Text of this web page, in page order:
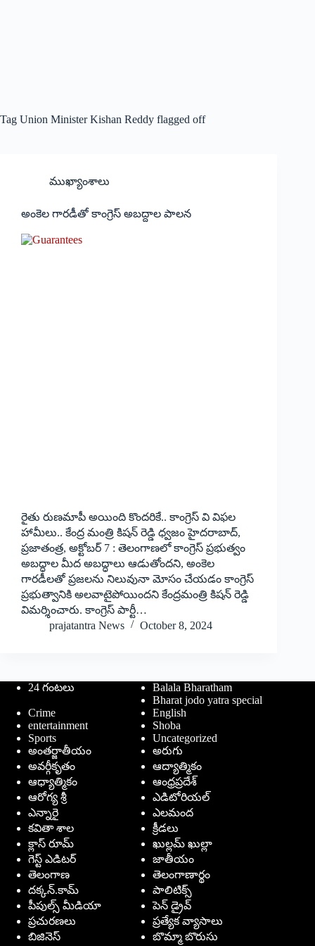
Tag Union Minister Kishan Reddy flagged off
ముఖ్యాంశాలు
అంకెల గార‌డీతో కాంగ్రెస్ అబ‌ద్దాల పాల‌న‌
రైతు రుణ‌మాపీ అయింది కొంద‌రికే.. కాంగ్రెస్ వి విఫ‌ల
హామీలు.. కేంద్ర మంత్రి కిష‌న్ రెడ్డి ధ్వ‌జం హైద‌రాబాద్‌,
ప్ర‌జాతంత్ర‌, అక్టోబ‌ర్ 7 : తెలంగాణలో కాంగ్రెస్ ప్రభుత్వం
అబద్ధాల మీద అబద్ధాలు ఆడుతోంద‌ని, అంకెల
గారడీలతో ప్రజలను నిలువునా మోసం చేయడం కాంగ్రెస్
ప్రభుత్వానికి అలవాటైపోయిందని కేంద్రమంత్రి కిషన్ రెడ్డి
విమ‌ర్శించారు. కాంగ్రెస్ పార్టీ…
prajatantra News
October 8, 2024
24 గంటలు
Balala Bharatham
Bharat jodo yatra special
Crime
English
entertainment
Shoba
Sports
Uncategorized
అంతర్జాతీయం
అరుగు
అవర్గీకృతం
ఆద్యాత్మికం
ఆధ్యాత్మికం
ఆంధ్రప్రదేశ్
ఆరోగ్య శ్రీ
ఎడిటోరియల్
ఎన్నారై
ఎలమంద
కవితా శాల
క్రీడలు
క్లాస్ రూమ్
ఖుల్లమ్ ఖుల్లా
గెస్ట్ ఎడిటర్
జాతీయం
తెలంగాణ
తెలంగాణార్థం
దక్కన్.కామ్
పాలిటిక్స్
పీపుల్స్ ‌మీడియా
పెన్ డ్రైవ్
ప్రచురణలు
ప్రత్యేక వ్యాసాలు
బిజినెస్
బొమ్మా బొరుసు